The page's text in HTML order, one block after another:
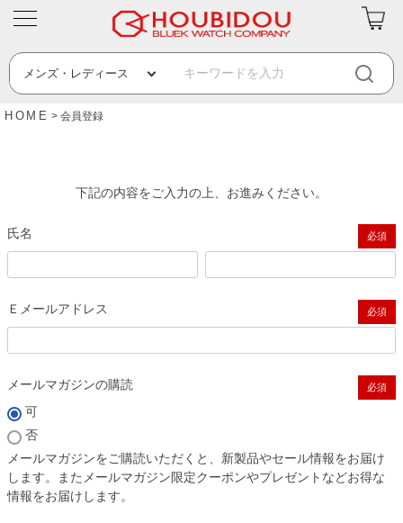
HOME 会員登録
下記の内容をご入力の上、お進みください。
氏名
Ｅメールアドレス
メールマガジンの購読
可
否
メールマガジンをご購読いただくと、新製品やセール情報をお届け
します。またメールマガジン限定クーポンやプレゼントなどお得な
情報をお届けします。